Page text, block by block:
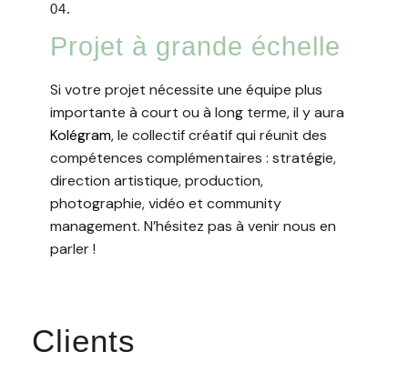
04.
Projet à grande échelle​
Si votre projet nécessite une équipe plus
importante à court ou à long terme, il y aura
Kolégram, le collectif créatif qui réunit des
compétences complémentaires : stratégie,
direction artistique, production,
photographie, vidéo et community
management. N’hésitez pas à venir nous en
parler !
Clients